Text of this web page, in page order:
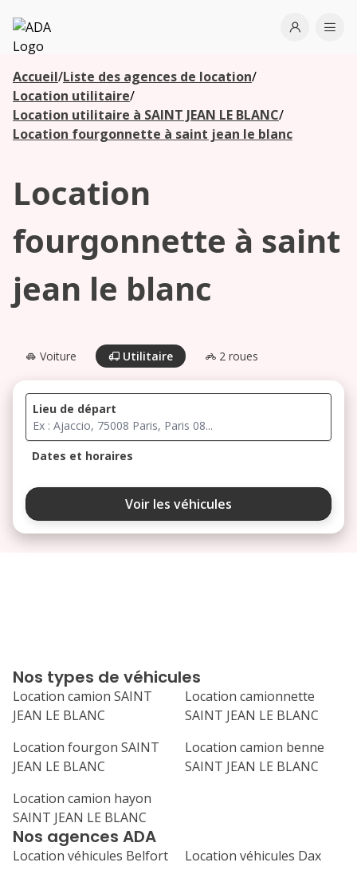
ADA
Open
Accueil/Liste des agences de location/
Location utilitaire/
Location utilitaire à SAINT JEAN LE BLANC/
Location fourgonnette à saint jean le blanc
Location
fourgonnette à saint
jean le blanc
Voiture Utilitaire 2 roues
Lieu de départ
Dates et horaires
août 2026
ma me
24 25 26
31
septembre 2026
lu me je
ve
1
7 8
Voir les véhicules
Nos agences ADA
Location véhicules Belfort
Location véhicules Dax
Nos types de véhicules
Location camion SAINT
JEAN LE BLANC
Location camionnette
SAINT JEAN LE BLANC
Location fourgon SAINT
JEAN LE BLANC
Location camion benne
SAINT JEAN LE BLANC
Location camion hayon
SAINT JEAN LE BLANC
Les
agences à
proximité
Commencez
votre
recherche
pour voir les
proximité